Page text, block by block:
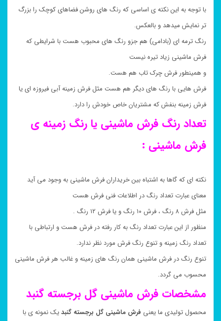
با توجه به این نکته ی اساسی که رنگ های روشن فضاهای کوچک را بزرگ
تر نمایش میدهد و بالعکس.
رنگ ترمه ای (بادامی) هم جزو رنگ های محبوب هست با شرایطی که
فرش ماشینی زیاد تیره نیست
و همینطور فرش چرک تاب هم هست.
فرش هایی با رنگ های دیگر هم هست مثل فرش زمینه آبی فیروزه ای یا
فرش زمینه بنفش که مشتریان خاص خودش را دارد.
تعداد رنگ فرش ماشینی یا رنگ زمینه ی
فرش ماشینی :
نکته ای که گاها به اشتباه بین خریداران فرش ماشینی به وجود می آید
معنای عبارت تعداد رنگ در اطلاعات فنی فرش هست
مثل فرش ۸ رنگ ، فرش ۱۰ رنگ و یا فرش ۱۲ رنگ .
منظور از این عبارت تعداد رنگ به کار رفته در فرش هست و ارتباطی با
تعداد رنگ زمینه و تنوع رنگ فرش مورد نظر ندارد.
تنوع رنگ در فرش ماشینی همان رنگ های زمینه و غالب هر فرش ماشینی
محسوب می گردد.
مشخصات فرش ماشینی گل برجسته گنبد
محصول تولیدی ما یعنی فرش ماشینی گل برجسته گنبدیک نمونه ی با